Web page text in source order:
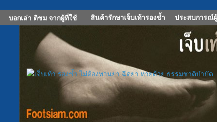
บอกเล่า ติชม จากผู้ที่ใช้ สินค้ารักษาเจ็บเท้ารองช้ำ ประสบการณ์